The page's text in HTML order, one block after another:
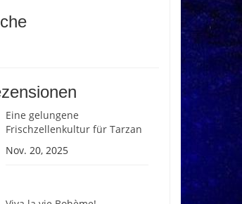
Eine gelungene
Frischzellenkultur für Tarzan
Nov. 20, 2025